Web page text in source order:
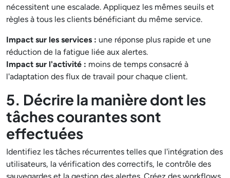
nécessitent une escalade. Appliquez les mêmes seuils et
règles à tous les clients bénéficiant du même service.
Impact sur les services : une réponse plus rapide et une
réduction de la fatigue liée aux alertes.
Impact sur l'activité : moins de temps consacré à
l'adaptation des flux de travail pour chaque client.
5. Décrire la manière dont les
tâches courantes sont
effectuées
Identifiez les tâches récurrentes telles que l'intégration des
utilisateurs, la vérification des correctifs, le contrôle des